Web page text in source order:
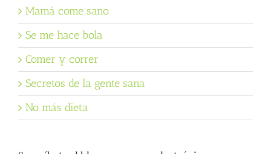
Mamá come sano
Se me hace bola
Comer y correr
Secretos de la gente sana
No más dieta